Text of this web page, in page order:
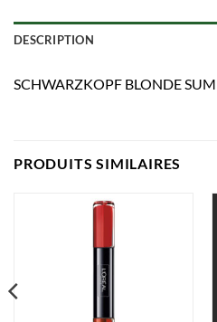
DESCRIPTION
SCHWARZKOPF BLONDE
PRODUITS SIMILAIRES